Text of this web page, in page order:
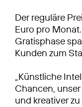
Der reguläre
Euro pro
Gratisphase
Kunden zum
„Künstliche
Chancen,
und kreativer